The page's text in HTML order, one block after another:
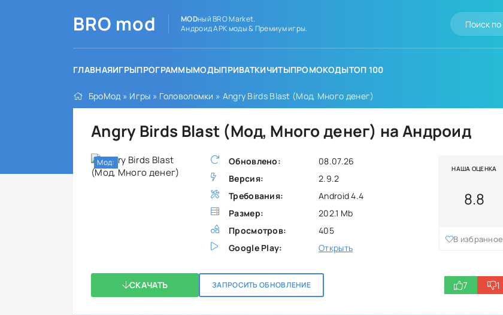
BRO mod MODный BRO Market.
Андроид APK моды & Премиум игры.
ГЛАВНАЯИГРЫПРОГРАММЫМОДЫПРИВАТКИЧИТЫПРОМОКОДЫТОП 100
БроМод » Игры » Головоломки » Angry Birds Blast (Мод, Много денег)
Angry Birds Blast (Мод, Много денег) на Андроид
Обновлено:
08.07.26
Версия:
2.9.2
Требования:
Android 4.4
Размер:
202.1 Mb
Просмотров:
405
Google Play:
Открыть
НАША ОЦЕНКА
8.8
В избранное
СКАЧАТЬ ЗАПРОСИТЬ ОБНОВЛЕНИЕ 7 1
Мод: